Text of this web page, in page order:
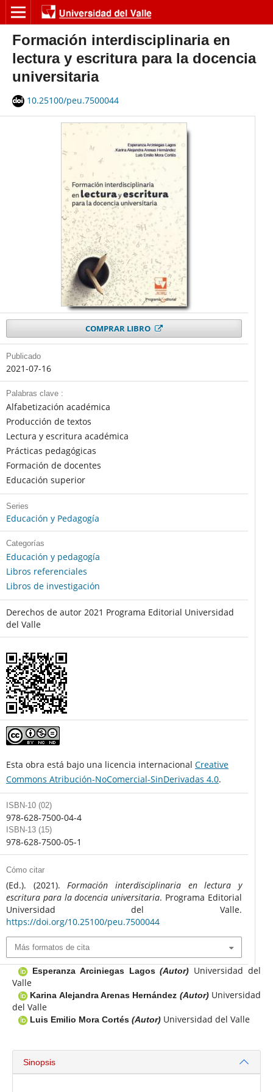
Formación interdisciplinaria en
lectura y escritura para la docencia
universitaria
10.25100/peu.7500044
COMPRAR LIBRO
Publicado
2021-07-16
Palabras clave :
Alfabetización académica
Producción de textos
Lectura y escritura académica
Prácticas pedagógicas
Formación de docentes
Educación superior
Series
Educación y Pedagogía
Categorías
Educación y pedagogía
Libros referenciales
Libros de investigación
Derechos de autor 2021 Programa Editorial Universidad
del Valle
Esta obra está bajo una licencia internacional Creative
Commons Atribución-NoComercial-SinDerivadas 4.0.
ISBN-10 (02)
978-628-7500-04-4
ISBN-13 (15)
978-628-7500-05-1
Cómo citar
(Ed.). (2021).Formación interdisciplinaria en lectura y
escritura para la docencia universitaria. Programa Editorial
Universidad del Valle.
https://doi.org/10.25100/peu.7500044
Más formatos de cita
Esperanza Arciniegas Lagos(Autor) Universidad del
Valle
Karina Alejandra Arenas Hernández (Autor) Universidad
del Valle
Luis Emilio Mora Cortés (Autor) Universidad del Valle
Sinopsis